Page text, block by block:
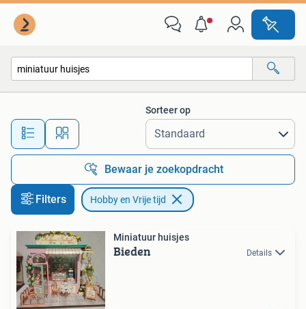
Alle afstanden…
Sorteer op
Bewaar je zoekopdracht
Filters Hobby en Vrije tijd
Miniatuur huisjes
Bieden Details